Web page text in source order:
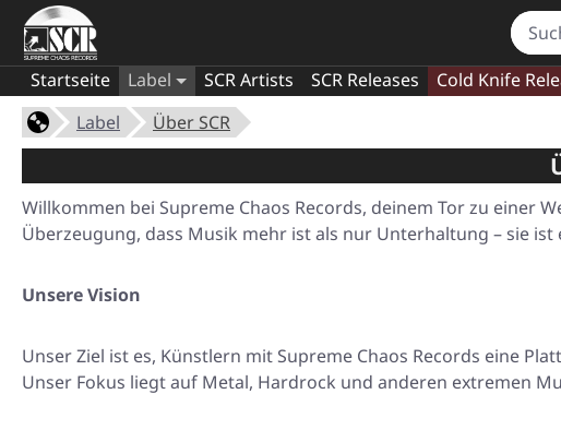
Startseite Label SCR Artists SCR Releases Cold Knife
Label
Über SCR
Willkommen bei Supreme Chaos Records, deinem Tor zu einer
Überzeugung, dass Musik mehr ist als nur Unterhaltung – sie
Unsere Vision
Unser Ziel ist es, Künstlern mit Supreme Chaos Records eine
Unser Fokus liegt auf Metal, Hardrock und anderen extremen